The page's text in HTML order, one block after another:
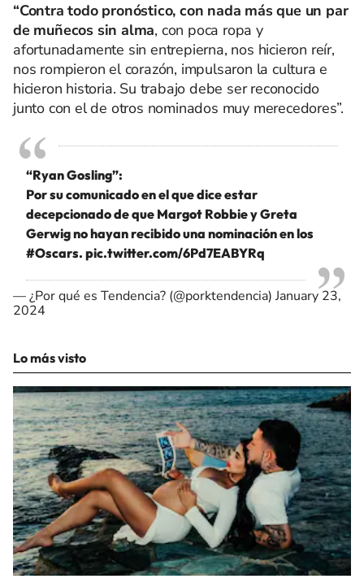
“Contra todo pronóstico, con nada más que un par
de muñecos sin alma, con poca ropa y
afortunadamente sin entrepierna, nos hicieron reír,
nos rompieron el corazón, impulsaron la cultura e
hicieron historia. Su trabajo debe ser reconocido
junto con el de otros nominados muy merecedores”.
“Ryan Gosling”:
Por su comunicado en el que dice estar
decepcionado de que Margot Robbie y Greta
Gerwig no hayan recibido una nominación en los
#Oscars. pic.twitter.com/6Pd7EABYRq
— ¿Por qué es Tendencia? (@porktendencia)January 23,
2024
Lo más visto